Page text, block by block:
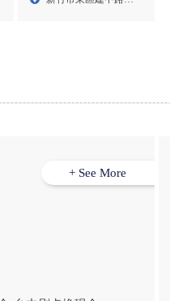
+ See More